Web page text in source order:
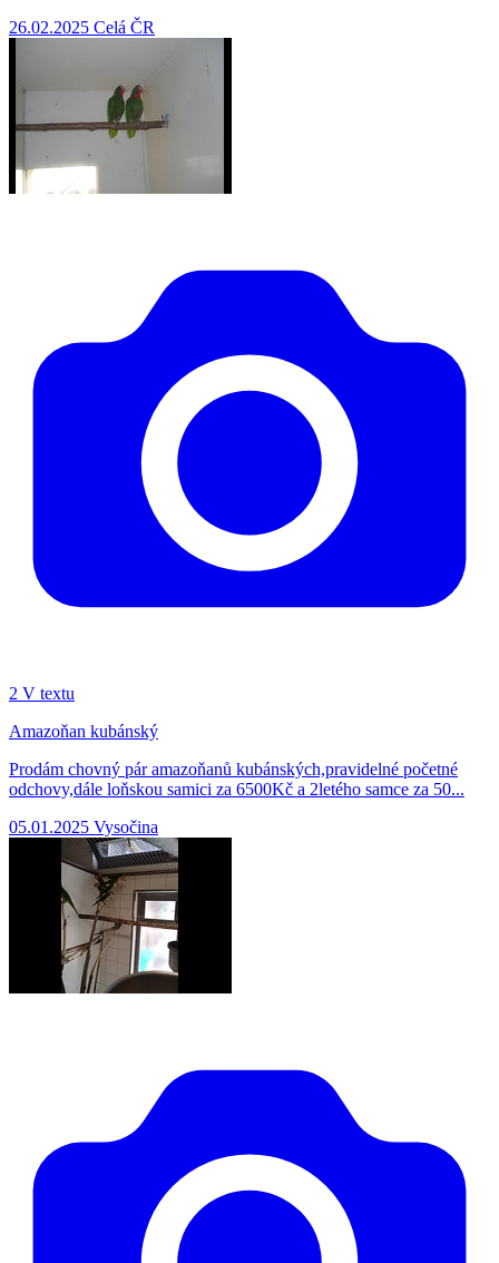
26.02.2025 Celá ČR
2 V textu
Amazoňan kubánský
Prodám chovný pár amazoňanů kubánských,pravidelné početné
odchovy,dále loňskou samici za 6500Kč a 2letého samce za 50...
05.01.2025 Vysočina